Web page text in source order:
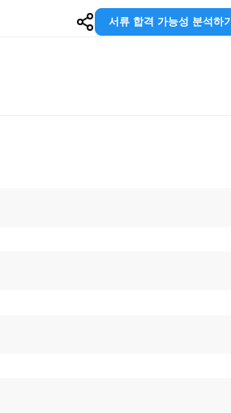
서류 합격 가능성 분석하기